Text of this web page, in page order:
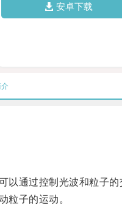
安卓下载
通过控制光波和粒子的
子的运动。